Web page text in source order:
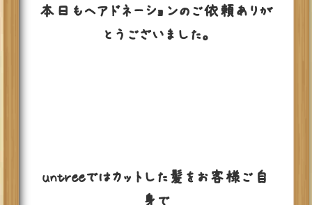
本日もヘアドネーションのご依頼ありが
とうございました。
untreeではカットした髪をお客様ご自
身で